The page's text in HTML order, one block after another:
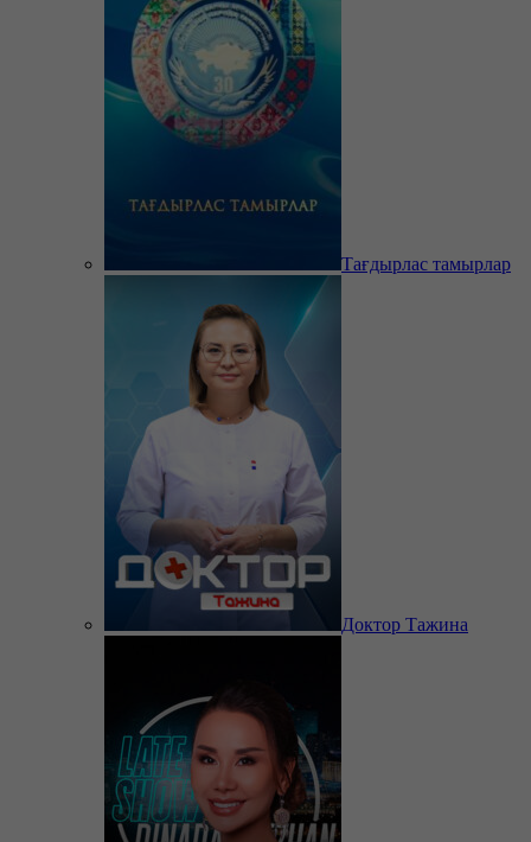
Тағдырлас тамырлар
Доктор Тажина